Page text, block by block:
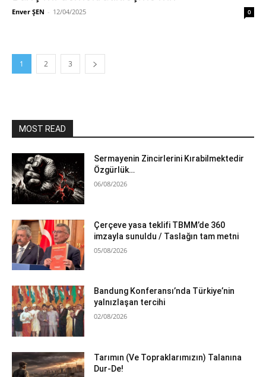
Enver ŞEN - 12/04/2025 0
1 2 3
MOST READ
Sermayenin Zincirlerini Kırabilmektedir
Özgürlük…
06/08/2026
Çerçeve yasa teklifi TBMM’de 360
imzayla sunuldu / Taslağın tam metni
05/08/2026
Bandung Konferansı’nda Türkiye’nin
yalnızlaşan tercihi
02/08/2026
Tarımın (Ve Topraklarımızın) Talanına
Dur-De!